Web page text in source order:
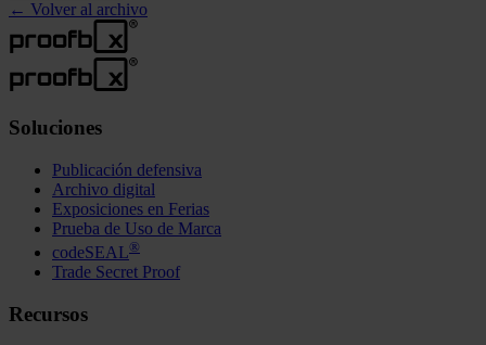
← Volver al archivo
Soluciones
Publicación defensiva
Archivo digital
Exposiciones en Ferias
Prueba de Uso de Marca
codeSEAL®
Trade Secret Proof
Recursos